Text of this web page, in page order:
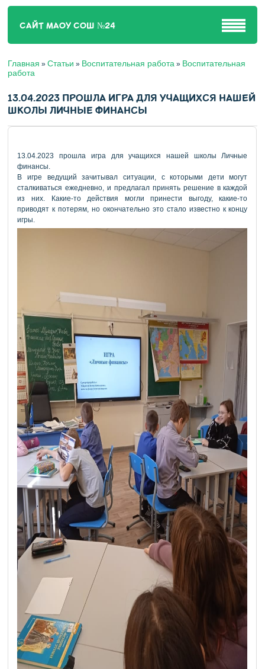
САЙТ МАОУ СОШ №24
Главная »Статьи » Воспитательная работа » Воспитательная
работа
13.04.2023 ПРОШЛА ИГРА ДЛЯ УЧАЩИХСЯ НАШЕЙ
ШКОЛЫ ЛИЧНЫЕ ФИНАНСЫ
13.04.2023 прошла игра для учащихся нашей школы Личные
финансы.
В игре ведущий зачитывал ситуации, с которыми дети могут
сталкиваться ежедневно, и предлагал принять решение в каждой
из них. Какие-то действия могли принести выгоду, какие-то
приводят к потерям, но окончательно это стало известно к концу
игры.